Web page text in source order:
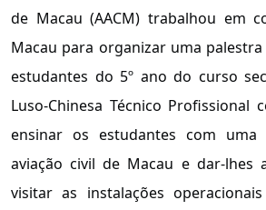
de Macau (AACM) trabalhou em
Macau para organizar uma
estudantes do 5º ano do curso
Luso-Chinesa Técnico Profissional
ensinar os estudantes com uma
aviação civil de Macau e dar-lhes
visitar as instalações